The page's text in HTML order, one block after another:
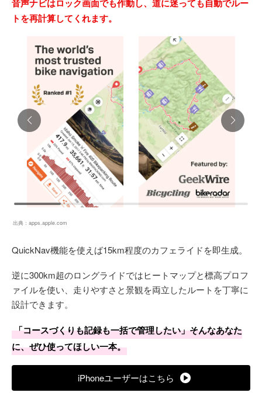
音声ナビはロック画面でも作動し、道に迷っても自動でルー
トを再計算してくれます。
出典： apps.apple.com
QuickNav機能を使えば15km程度のカフェライドを即生成。
逆に300km超のロングライドではヒートマップと標高プロフ
ァイルを使い、走りやすさと景観を両立したルートを丁寧に
設計できます。
「コースづくりも記録も一括で管理したい」そんなあなた
に、ぜひ使ってほしい一本。
iPhoneユーザーはこちら